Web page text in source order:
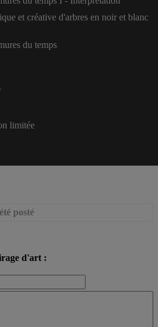
et créative d'arbres en noir et blanc
du temps
limitée
posté
d'art :